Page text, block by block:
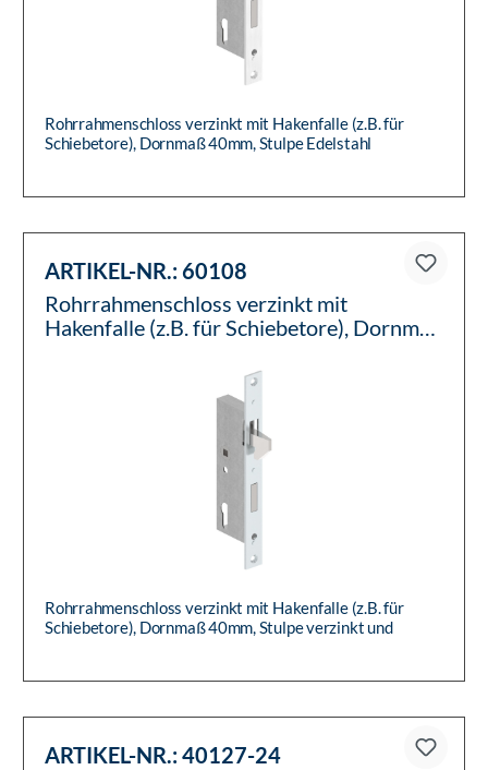
Rohrrahmenschloss verzinkt mit Hakenfalle (z.B. für
Schiebetore), Dornmaß 40mm, Stulpe Edelstahl
ARTIKEL-NR.:60108
Rohrrahmenschloss verzinkt mit
Hakenfalle (z.B. für Schiebetore), Dornmaß
Rohrrahmenschloss verzinkt mit Hakenfalle (z.B. für
Schiebetore), Dornmaß 40mm, Stulpe verzinkt und
ARTIKEL-NR.:40127-24